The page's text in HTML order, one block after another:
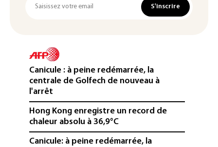
S'inscrire
Canicule : à peine redémarrée, la
centrale de Golfech de nouveau à
l'arrêt
Hong Kong enregistre un record de
chaleur absolu à 36,9°C
Canicule: à peine redémarrée, la